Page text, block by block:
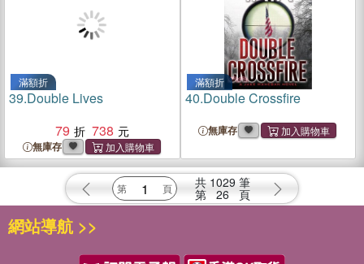
滿額折
39.Double Lives
79
738
無庫存
滿額折
40.Double Crossfire
無庫存
共 1029 筆
第 26 頁
網站導航 >>